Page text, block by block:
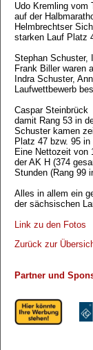
Udo Kremling
auf der
Helmbrechtser
starken Lauf Platz
Stephan Schuster,
Frank Biller waren
Indra Schuster,
Laufwettbewerb
Caspar Steinbrück
damit Rang 53 in
Schuster kamen
Platz 47 bzw. 95
Eine Nettozeit von
der AK H (374
Stunden (Rang 99
Alles in allem ein
der sächsischen
Link zu den Fotos
Zurück zur
Partner und